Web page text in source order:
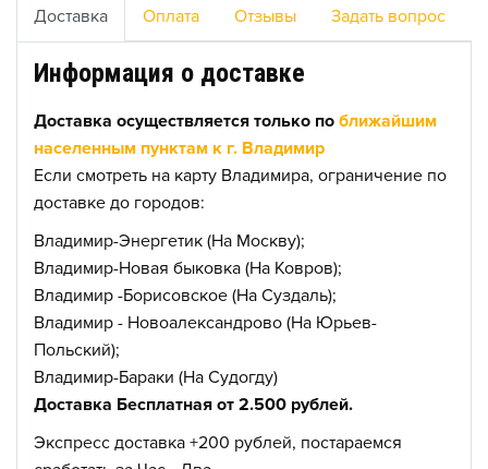
Доставка Оплата Отзывы Задать вопрос
Информация о доставке
Доставка осуществляется только по ближайшим
населенным пунктам к г. Владимир
Если смотреть на карту Владимира, ограничение по
доставке до городов:
Владимир-Энергетик (На Москву);
Владимир-Новая быковка (На Ковров);
Владимир -Борисовское (На Суздаль);
Владимир - Новоалександрово (На Юрьев-
Польский);
Владимир-Бараки (На Судогду)
Доставка Бесплатная от 2.500 рублей.
Экспресс доставка +200 рублей, постараемся